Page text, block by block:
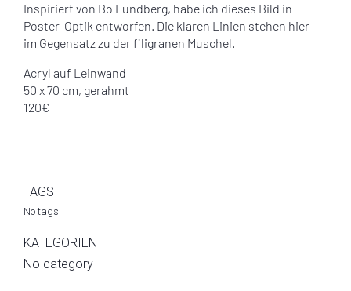
Inspiriert von Bo Lundberg, habe ich dieses Bild in
Poster-Optik entworfen. Die klaren Linien stehen hier
im Gegensatz zu der filigranen Muschel.
Acryl auf Leinwand
50 x 70 cm, gerahmt
120€
TAGS
No tags
KATEGORIEN
No category